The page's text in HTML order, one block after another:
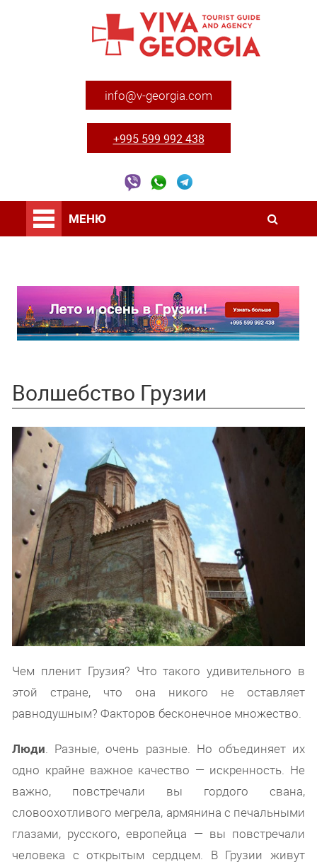
info@v-georgia.com
+995 599 992 438
МЕНЮ
Волшебство Грузии
Чем пленит Грузия? Что такого удивительного в
этой стране, что она никого не оставляет
равнодушным? Факторов бесконечное множество.
Люди. Разные, очень разные. Но объединяет их
одно крайне важное качество — искренность. Не
важно, повстречали вы гордого свана,
словоохотливого мегрела, армянина с печальными
глазами, русского, европейца — вы повстречали
человека с открытым сердцем. В Грузии живут